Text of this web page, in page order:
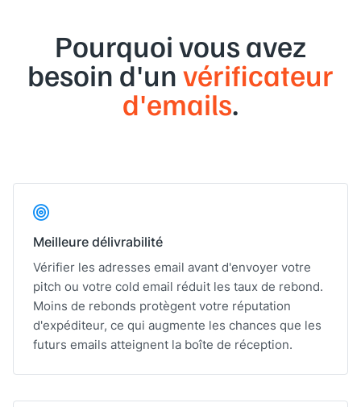
Pourquoi vous avez
besoin d'un vérificateur
d'emails.
Meilleure délivrabilité
Vérifier les adresses email avant d'envoyer votre
pitch ou votre cold email réduit les taux de rebond.
Moins de rebonds protègent votre réputation
d'expéditeur, ce qui augmente les chances que les
futurs emails atteignent la boîte de réception.